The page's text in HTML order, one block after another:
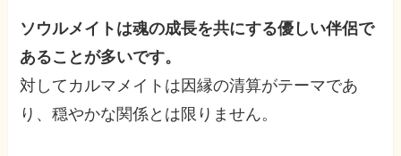
ソウルメイトは魂の成長を共にする優しい伴侶で
あることが多いです。
対してカルマメイトは因縁の清算がテーマであ
り、穏やかな関係とは限りません。